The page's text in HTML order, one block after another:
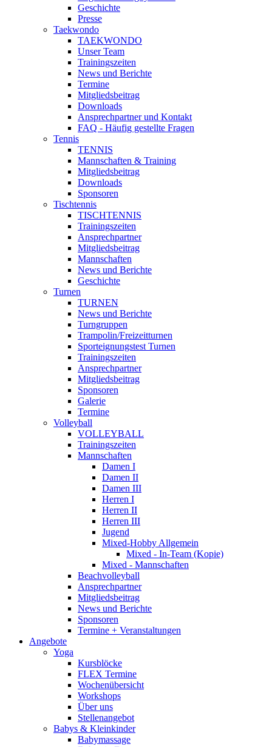
Geschichte
Presse
Taekwondo
TAEKWONDO
Unser Team
Trainingszeiten
News und Berichte
Termine
Mitgliedsbeitrag
Downloads
Ansprechpartner und Kontakt
FAQ - Häufig gestellte Fragen
Tennis
TENNIS
Mannschaften & Training
Mitgliedsbeitrag
Downloads
Sponsoren
Tischtennis
TISCHTENNIS
Trainingszeiten
Ansprechpartner
Mitgliedsbeitrag
Mannschaften
News und Berichte
Geschichte
Turnen
TURNEN
News und Berichte
Turngruppen
Trampolin/Freizeitturnen
Sporteignungstest Turnen
Trainingszeiten
Ansprechpartner
Mitgliedsbeitrag
Sponsoren
Galerie
Termine
Volleyball
VOLLEYBALL
Trainingszeiten
Mannschaften
Damen I
Damen II
Damen III
Herren I
Herren II
Herren III
Jugend
Mixed-Hobby Allgemein
Mixed - In-Team (Kopie)
Mixed - Mannschaften
Beachvolleyball
Ansprechpartner
Mitgliedsbeitrag
News und Berichte
Sponsoren
Termine + Veranstaltungen
Angebote
Yoga
Kursblöcke
FLEX Termine
Wochenübersicht
Workshops
Über uns
Stellenangebot
Babys & Kleinkinder
Babymassage